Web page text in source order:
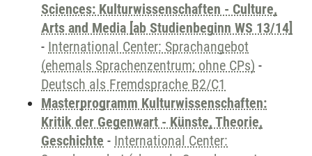
Sciences: Kulturwissenschaften - Culture,
Arts and Media [ab Studienbeginn WS 13/14]
- International Center: Sprachangebot
(ehemals Sprachenzentrum; ohne CPs) -
Deutsch als Fremdsprache B2/C1
Masterprogramm Kulturwissenschaften:
Kritik der Gegenwart - Künste, Theorie,
Geschichte - International Center: